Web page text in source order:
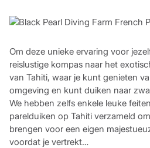
Om deze unieke ervaring voor
reislustige kompas naar het
van Tahiti, waar je kunt genieten
omgeving en kunt duiken naar
We hebben zelfs enkele leuke
parelduiken op Tahiti verzameld
brengen voor een eigen
voordat je vertrekt…